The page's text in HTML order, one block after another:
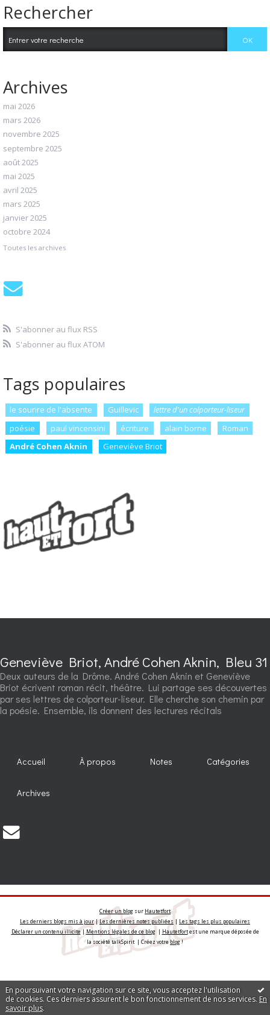
En poursuivant votre navigation sur ce site, vous acceptez l'utilisation
de cookies. Ces derniers assurent le bon fonctionnement de nos services. En
savoir plus.
Rechercher
Archives
mai 2026
mars 2026
novembre 2025
septembre 2025
août 2025
mai 2025
avril 2025
mars 2025
janvier 2025
octobre 2024
Toutes les archives
S'abonner au flux RSS
S'abonner au flux ATOM
Tags populaires
le sourire de l'absente Guillevic
lettre d'un colporteur-liseur
poésie
paul vincensini écriture alain borne
Roman
André Cohen Aknin
Geneviève Briot
Geneviève Briot, André Cohen Aknin, Bleu 31
Deux auteurs de la Drôme. André Cohen Aknin et Geneviève
Briot écrivent roman récit, théâtre. Lui partage ses découvertes
par ses lettres de colporteur-liseur. Elle cherche son chemin par
la poésie. Ensemble, ils donnent des lectures récitals
Accueil À propos Notes Catégories
Archives
Créer un blog sur Hautetfort
Les derniers blogs mis à jour|Les dernières notes publiées | Les tags les plus populaires
Déclarer un contenu illicite|Mentions légales de ce blog| Hautetfortest une marque déposée de
la société talkSpirit | Créez votreblog!